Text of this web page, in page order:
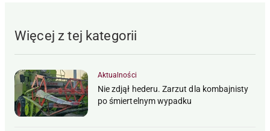
Więcej z tej kategorii
Aktualności
Nie zdjął hederu. Zarzut dla kombajnisty
po śmiertelnym wypadku